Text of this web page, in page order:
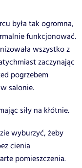
była tak ogromna,
funkcjonować.
wszystko z
zaczynając
pogrzebem
salonie.
siły na kłótnie.
wyburzyć, żeby
cienia
pomieszczenia.